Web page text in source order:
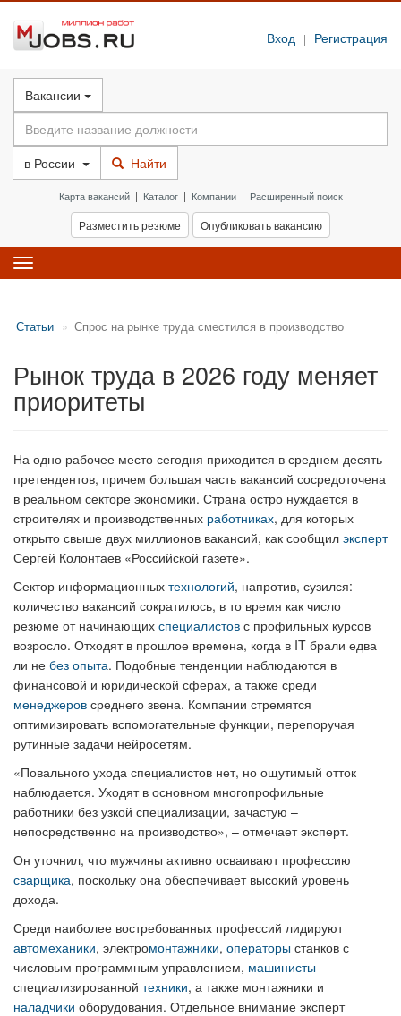
Вход | Регистрация
Вакансии
в России Найти
Карта вакансий| Каталог| Компании| Расширенный поиск
Разместить резюме Опубликовать вакансию
Toggle
navigation
Статьи Спрос на рынке труда сместился в производство
Рынок труда в 2026 году меняет
приоритеты
На одно рабочее место сегодня приходится в среднем десять
претендентов, причем большая часть вакансий сосредоточена
в реальном секторе экономики. Страна остро нуждается в
строителях и производственных работниках, для которых
открыто свыше двух миллионов вакансий, как сообщил эксперт
Сергей Колонтаев «Российской газете».
Сектор информационных технологий, напротив, сузился:
количество вакансий сократилось, в то время как число
резюме от начинающих специалистов с профильных курсов
возросло. Отходят в прошлое времена, когда в IT брали едва
ли не без опыта. Подобные тенденции наблюдаются в
финансовой и юридической сферах, а также среди
менеджеров среднего звена. Компании стремятся
оптимизировать вспомогательные функции, перепоручая
рутинные задачи нейросетям.
«Повального ухода специалистов нет, но ощутимый отток
наблюдается. Уходят в основном многопрофильные
работники без узкой специализации, зачастую –
непосредственно на производство», – отмечает эксперт.
Он уточнил, что мужчины активно осваивают профессию
сварщика, поскольку она обеспечивает высокий уровень
дохода.
Среди наиболее востребованных профессий лидируют
автомеханики, электромонтажники, операторы станков с
числовым программным управлением, машинисты
специализированной техники, а также монтажники и
наладчики оборудования. Отдельное внимание эксперт